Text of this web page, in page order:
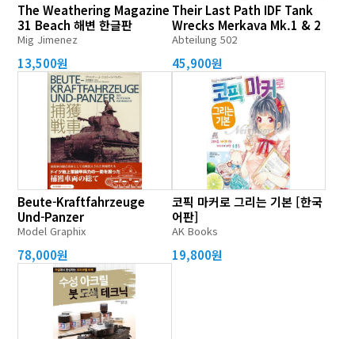
The Weathering Magazine
31 Beach 해변 한글판
Mig Jimenez
13,500원
Their Last Path IDF Tank
Wrecks Merkava Mk.1 & 2
Abteilung 502
45,900원
Beute-Kraftfahrzeuge
Und-Panzer
Model Graphix
78,000원
코픽 마커로 그리는 기본 [한국
어판]
AK Books
19,800원